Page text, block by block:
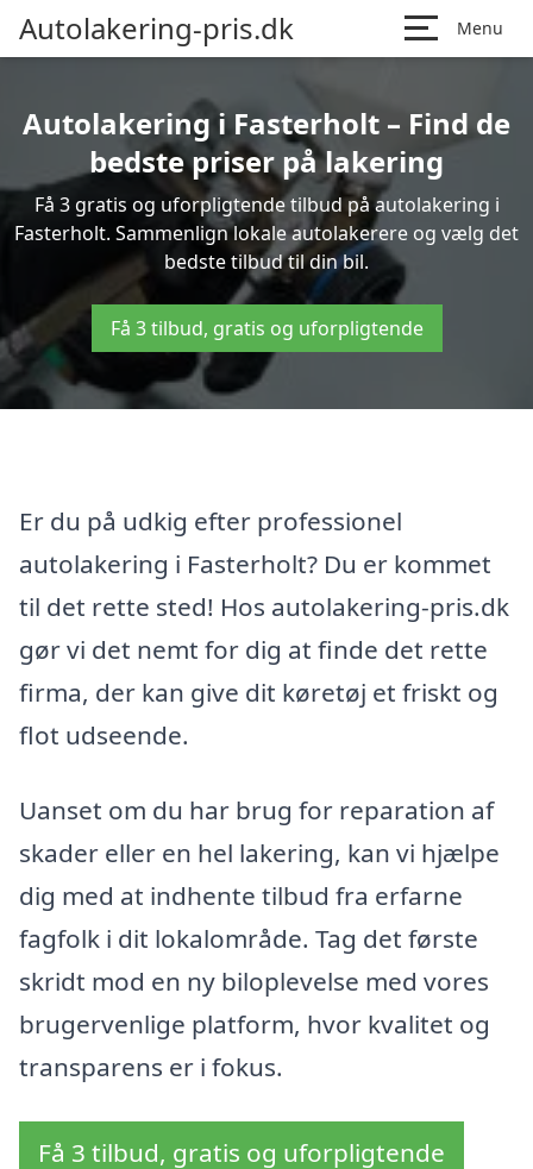
Autolakering-pris.dk Menu
Autolakering i Fasterholt – Find de
bedste priser på lakering
Få 3 gratis og uforpligtende tilbud på autolakering i
Fasterholt. Sammenlign lokale autolakerere og vælg det
bedste tilbud til din bil.
Få 3 tilbud, gratis og uforpligtende
Er du på udkig efter professionel
autolakering i Fasterholt? Du er kommet
til det rette sted! Hos autolakering-pris.dk
gør vi det nemt for dig at finde det rette
firma, der kan give dit køretøj et friskt og
flot udseende.
Uanset om du har brug for reparation af
skader eller en hel lakering, kan vi hjælpe
dig med at indhente tilbud fra erfarne
fagfolk i dit lokalområde. Tag det første
skridt mod en ny biloplevelse med vores
brugervenlige platform, hvor kvalitet og
transparens er i fokus.
Få 3 tilbud, gratis og uforpligtende